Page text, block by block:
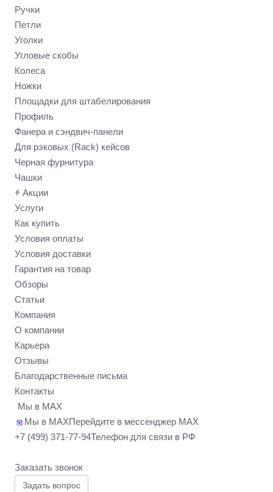
Ручки
Петли
Уголки
Угловые скобы
Колеса
Ножки
Площадки для штабелирования
Профиль
Фанера и сэндвич-панели
Для рэковых (Rack) кейсов
Черная фурнитура
Чашки
Акции
Услуги
Как купить
Условия оплаты
Условия доставки
Гарантия на товар
Обзоры
Статьи
Компания
О компании
Карьера
Отзывы
Благодарственные письма
Контакты
Мы в MAX
Мы в MAXПерейдите в мессенджер MAX
+7 (499) 371-77-94Телефон для связи в РФ
Заказать звонок
Задать вопрос